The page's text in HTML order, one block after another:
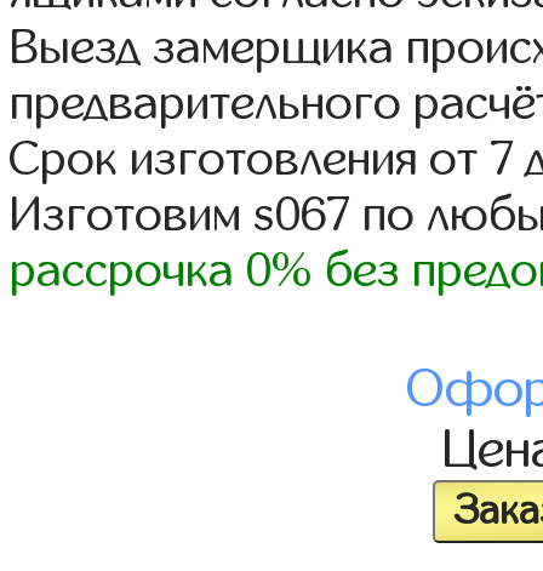
Выезд замерщика
предварительного
Срок изготовления от 7
Изготовим s067 по
рассрочка 0% без